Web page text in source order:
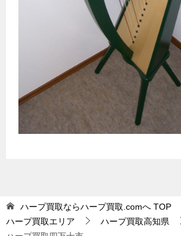
ハープ買取ならハープ買取.comへ TOP
ハープ買取エリア
ハープ買取高知県